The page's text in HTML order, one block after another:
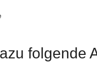
folgende